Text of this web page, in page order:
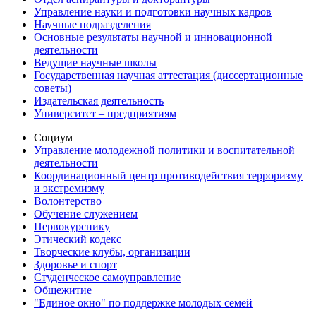
Управление науки и подготовки научных кадров
Научные подразделения
Основные результаты научной и инновационной
деятельности
Ведущие научные школы
Государственная научная аттестация (диссертационные
советы)
Издательская деятельность
Университет – предприятиям
Социум
Управление молодежной политики и воспитательной
деятельности
Координационный центр противодействия терроризму
и экстремизму
Волонтерство
Обучение служением
Первокурснику
Этический кодекс
Творческие клубы, организации
Здоровье и спорт
Студенческое самоуправление
Общежитие
"Единое окно" по поддержке молодых семей